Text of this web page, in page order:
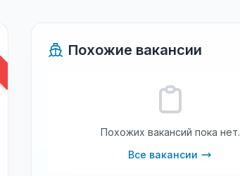
Похожие вакансии
Похожих вакансий пока нет.
Все вакансии